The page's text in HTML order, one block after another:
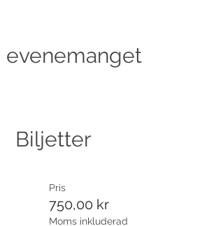
evenemanget
Biljetter
Pris
750,00 kr
Moms inkluderad